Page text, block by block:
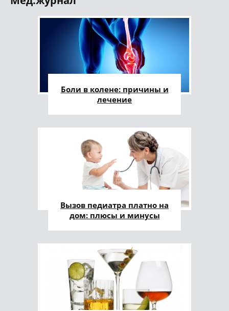
Боли в колене: причины и
лечение
Вызов педиатра платно на
дом: плюсы и минусы